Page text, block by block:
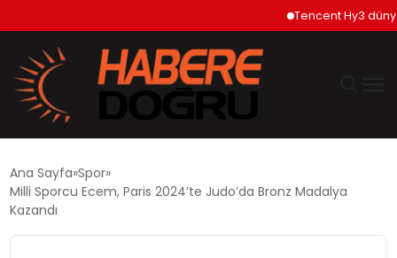
Tencent Hy3 dünya
EKONOMİ
Ana Sayfa Spor
Milli Sporcu Ecem, Paris 2024’te Judo’da Bronz Madalya
Kazandı